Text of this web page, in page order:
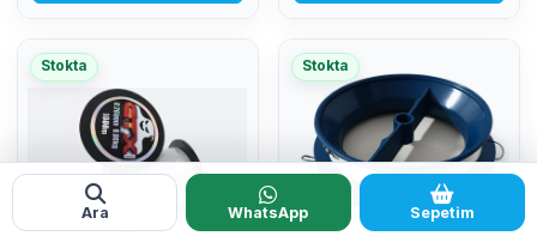
Ara WhatsApp Sepetim
Stokta Stokta